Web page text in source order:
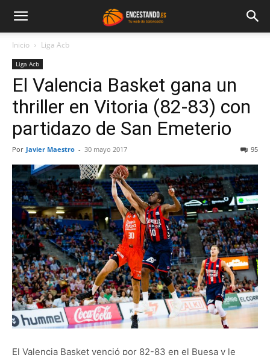
Inicio Liga Acb
Liga Acb
El Valencia Basket gana un
thriller en Vitoria (82-83) con
partidazo de San Emeterio
Por Javier Maestro - 30 mayo 2017 95
El Valencia Basket venció por 82-83 en el Buesa y le